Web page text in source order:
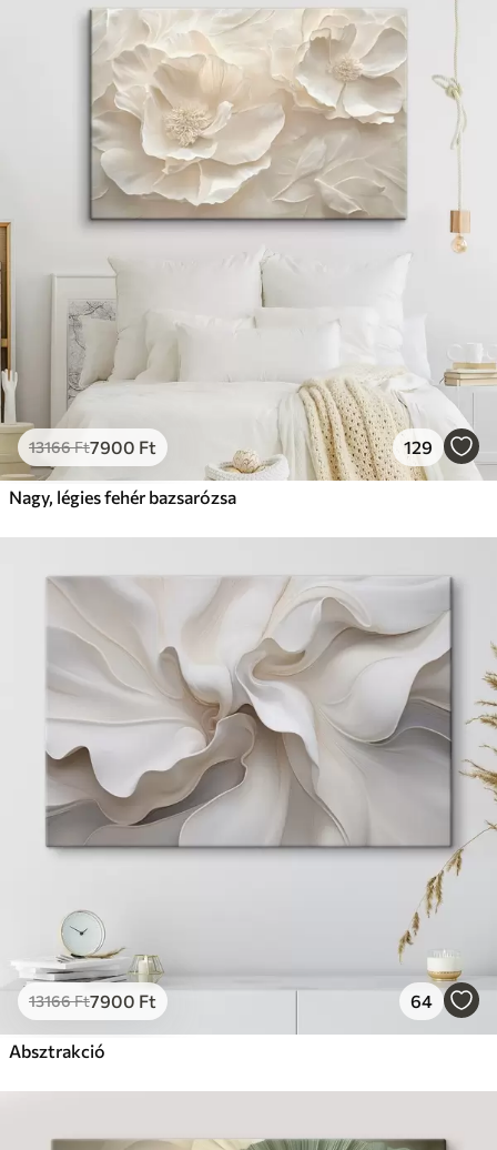
13166Ft7900 Ft 129
Nagy, légies fehér bazsarózsa
13166Ft7900 Ft 64
Absztrakció